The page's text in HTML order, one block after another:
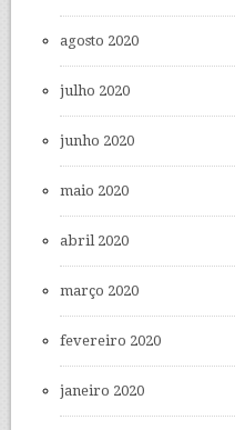
agosto 2020
julho 2020
junho 2020
maio 2020
abril 2020
março 2020
fevereiro 2020
janeiro 2020